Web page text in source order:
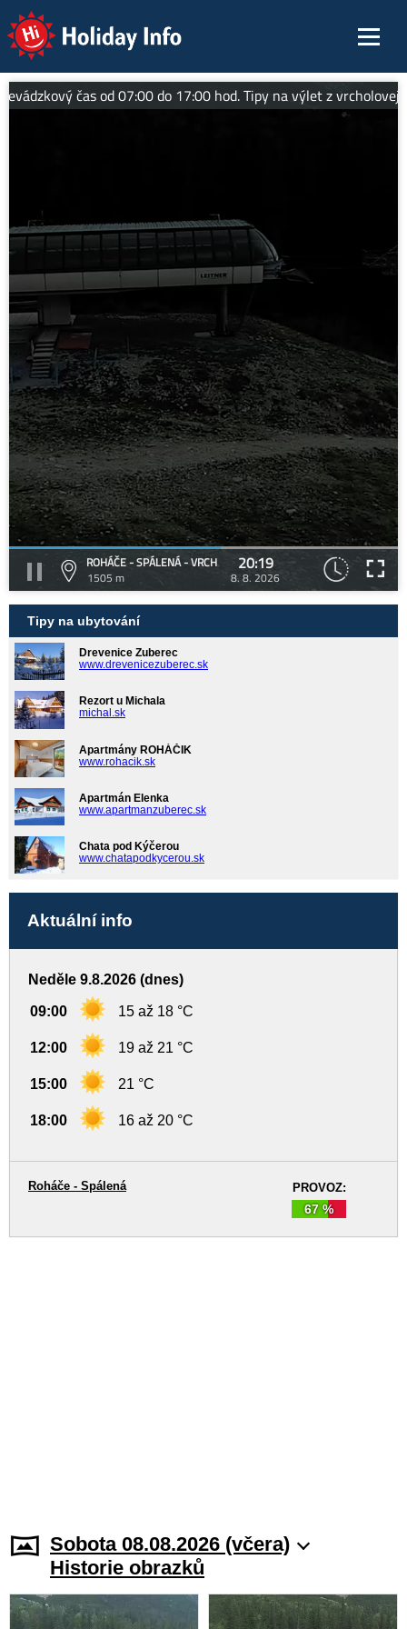
Holiday Info
čas od 07:00 do 17:00 hod. Tipy na výlet z
ROHÁČE - SPÁLENÁ - VRCH
1505 m
20:19
8. 8. 2026
Tipy na ubytování
Drevenice Zuberec
www.drevenicezuberec.sk
Rezort u Michala
michal.sk
Apartmány ROHÁČIK
www.rohacik.sk
Apartmán Elenka
www.apartmanzuberec.sk
Chata pod Kýčerou
www.chatapodkycerou.sk
Aktuální info
Neděle 9.8.2026 (dnes)
09:00 15 až 18 °C
12:00 19 až 21 °C
15:00 21 °C
18:00 16 až 20 °C
PROVOZ:
67 %
Roháče - Spálená
Sobota 08.08.2026 (včera)
Historie obrazků